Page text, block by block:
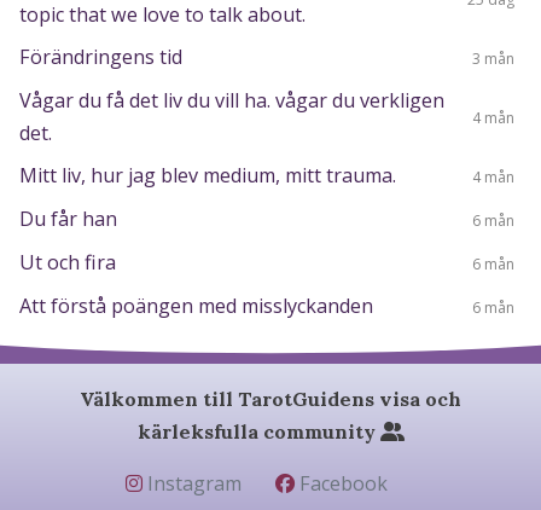
topic that we love to talk about.
Förändringens tid 3 mån
Vågar du få det liv du vill ha. vågar du verkligen
det.
4 mån
Mitt liv, hur jag blev medium, mitt trauma. 4 mån
Du får han 6 mån
Ut och fira 6 mån
Att förstå poängen med misslyckanden 6 mån
Välkommen till TarotGuidens visa och
kärleksfulla community
Instagram Facebook